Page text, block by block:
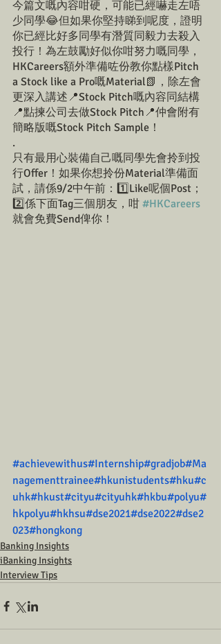
今篇文嘅內容咁硬，可能已經嚇走左唔
少同學😂但如果你堅持睇到呢度，證明
你已經比好多同學有潛質同毅力去殺入
投行！為左鼓勵好似你咁努力嘅同學，
HKCareers額外準備咗份教你點樣Pitch
a Stock like a Pro嘅Material📗，除左會
更深入講述📍Stock Pitch嘅內容同結構
📍點揀公司去做Stock Pitch📍仲會附有
簡略版嘅Stock Pitch Sample！
.
只有最用心裝備自己嘅同學先會拎到投
行Offer！如果你想拎份Material準備面
試，請係9/2中午前：1️⃣Like呢個Post；
2️⃣係下面Tag三個朋友，咁 #HKCareers
就會免費Send俾你！⁠⠀
#achievewithus#Internship#gradjob#Ma
nagementtrainee#hkunistudents#hku#c
uhk#hkust#cityu#cityuhk#hkbu#polyu#
hkpolyu#hkhsu#dse2021#dse2022#dse2
023#hongkong
Banking Insights
iBanking Insights
Interview Tips